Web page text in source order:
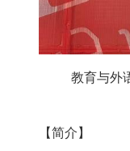
教育与外
【简介】